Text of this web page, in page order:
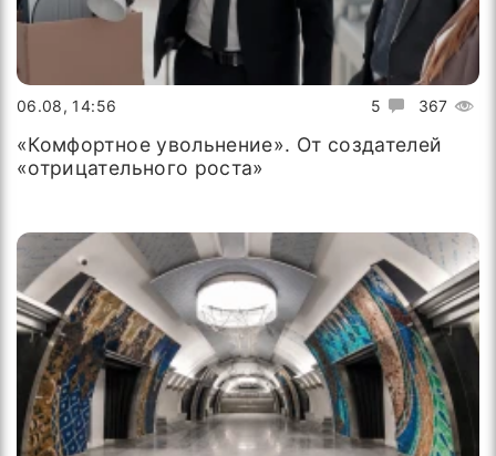
5 367
06.08, 14:56
«Комфортное увольнение». От создателей
«отрицательного роста»